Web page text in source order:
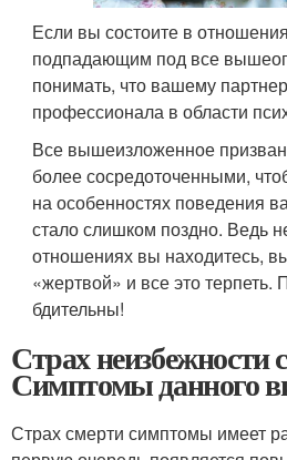
Если вы состоите в
подпадающим под все
понимать, что вашему
профессионала в области
Все вышеизложенное
более сосредоточенными,
на особенностях поведения
стало слишком поздно. Ведь
отношениях вы находитесь,
«жертвой» и все это терпеть.
бдительны!
Страх неизбежности
Симптомы данного
Страх смерти симптомы имеет